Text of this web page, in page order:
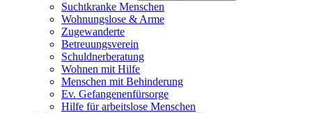
Suchtkranke Menschen
Wohnungslose & Arme
Zugewanderte
Betreuungsverein
Schuldnerberatung
Wohnen mit Hilfe
Menschen mit Behinderung
Ev. Gefangenenfürsorge
Hilfe für arbeitslose Menschen